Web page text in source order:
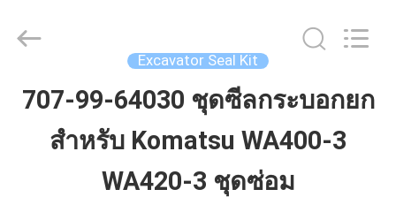
บ้าน
ผลิตภัณฑ์
Management
Services
Rights
Reserved.
Excavator Seal Kit
707-99-64030 ชุดซีลกระบอกยก
สำหรับ Komatsu WA400-3
WA420-3 ชุดซ่อม